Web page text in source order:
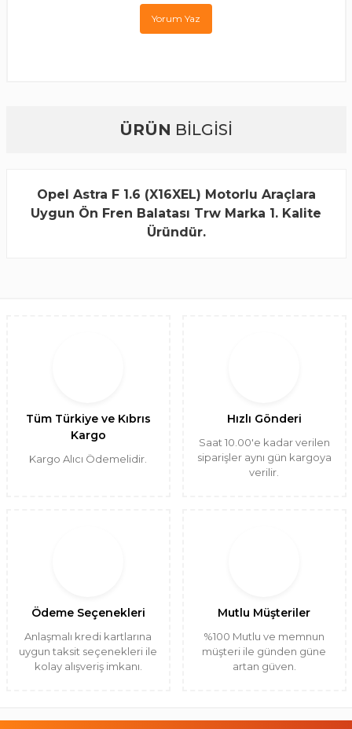
Yorum Yaz
ÜRÜN BİLGİSİ
Opel Astra F 1.6 (X16XEL) Motorlu Araçlara
Uygun Ön Fren Balatası Trw Marka 1. Kalite
Üründür.
Tüm Türkiye ve Kıbrıs
Kargo
Kargo Alıcı Ödemelidir.
Hızlı Gönderi
Saat 10.00'e kadar verilen
siparişler aynı gün kargoya
verilir.
Ödeme Seçenekleri
Anlaşmalı kredi kartlarına
uygun taksit seçenekleri ile
kolay alışveriş imkanı.
Mutlu Müşteriler
%100 Mutlu ve memnun
müşteri ile günden güne
artan güven.